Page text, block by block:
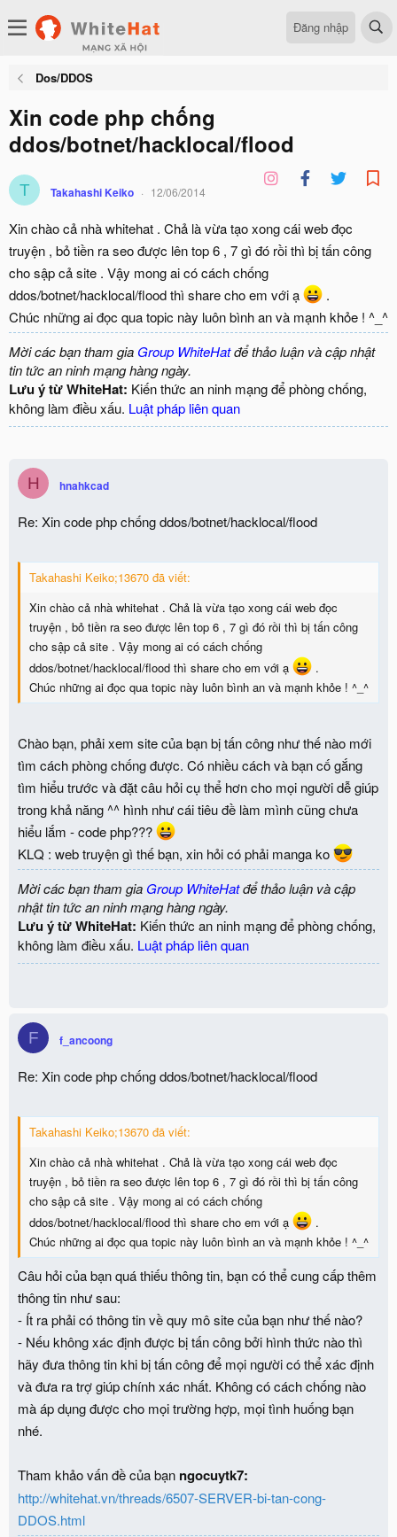
Đăng nhập
Dos/DDOS
Xin code php chống
ddos/botnet/hacklocal/flood
T Takahashi Keiko 12/06/2014
Xin chào cả nhà whitehat . Chả là vừa tạo xong cái web đọc
truyện , bỏ tiền ra seo được lên top 6 , 7 gì đó rồi thì bị tấn công
cho sập cả site . Vậy mong ai có cách chống
ddos/botnet/hacklocal/flood thì share cho em với ạ
.
Chúc những ai đọc qua topic này luôn bình an và mạnh khỏe ! ^_^
Mời các bạn tham gia Group WhiteHatđể thảo luận và cập nhật
tin tức an ninh mạng hàng ngày.
Lưu ý từ WhiteHat: Kiến thức an ninh mạng để phòng chống,
không làm điều xấu. Luật pháp liên quan
H hnahkcad
Re: Xin code php chống ddos/botnet/hacklocal/flood
Takahashi Keiko;13670 đã viết:
Xin chào cả nhà whitehat . Chả là vừa tạo xong cái web đọc
truyện , bỏ tiền ra seo được lên top 6 , 7 gì đó rồi thì bị tấn công
cho sập cả site . Vậy mong ai có cách chống
ddos/botnet/hacklocal/flood thì share cho em với ạ
.
Chúc những ai đọc qua topic này luôn bình an và mạnh khỏe ! ^_^
Chào bạn, phải xem site của bạn bị tấn công như thế nào mới
tìm cách phòng chống được. Có nhiều cách và bạn cố gắng
tìm hiểu trước và đặt câu hỏi cụ thể hơn cho mọi người dễ giúp
trong khả năng ^^ hình như cái tiêu đề làm mình cũng chưa
hiểu lắm - code php???
KLQ : web truyện gì thế bạn, xin hỏi có phải manga ko
Mời các bạn tham gia Group WhiteHatđể thảo luận và cập
nhật tin tức an ninh mạng hàng ngày.
Lưu ý từ WhiteHat: Kiến thức an ninh mạng để phòng chống,
không làm điều xấu. Luật pháp liên quan
F f_ancoong
Re: Xin code php chống ddos/botnet/hacklocal/flood
Takahashi Keiko;13670 đã viết:
Xin chào cả nhà whitehat . Chả là vừa tạo xong cái web đọc
truyện , bỏ tiền ra seo được lên top 6 , 7 gì đó rồi thì bị tấn công
cho sập cả site . Vậy mong ai có cách chống
ddos/botnet/hacklocal/flood thì share cho em với ạ
.
Chúc những ai đọc qua topic này luôn bình an và mạnh khỏe ! ^_^
Câu hỏi của bạn quá thiếu thông tin, bạn có thể cung cấp thêm
thông tin như sau:
- Ít ra phải có thông tin về quy mô site của bạn như thế nào?
- Nếu không xác định được bị tấn công bởi hình thức nào thì
hãy đưa thông tin khi bị tấn công để mọi người có thể xác định
và đưa ra trợ giúp chính xác nhất. Không có cách chống nào
mà áp dụng được cho mọi trường hợp, mọi tình huống bạn
nhé.
Tham khảo vấn đề của bạn ngocuytk7:
http://whitehat.vn/threads/6507-SERVER-bi-tan-cong-
DDOS.html